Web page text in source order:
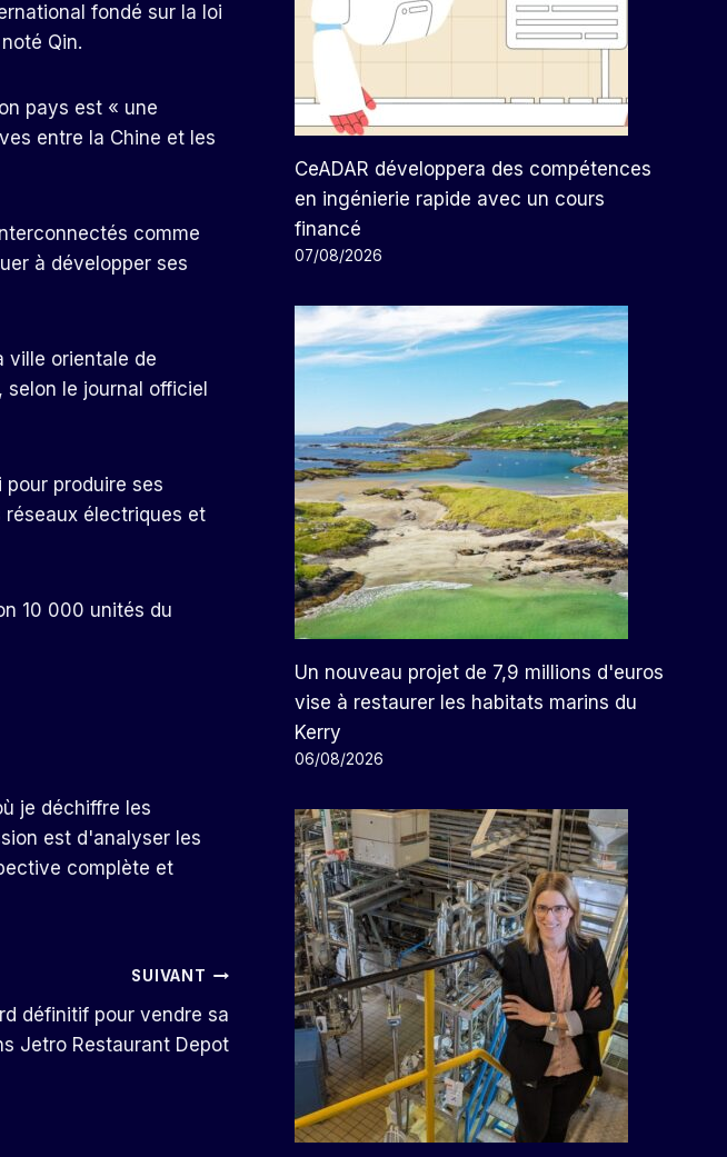
fondé sur la loi
Qin.
pays est « une
entre la Chine et les
comme
à développer ses
ville orientale de
le journal officiel
pour produire ses
réseaux électriques et
10 000 unités du
je déchiffre les
est d'analyser les
complète et
SUIVANT
définitif pour vendre sa
Jetro Restaurant Depot
CeADAR développera des compétences
en ingénierie rapide avec un cours
financé
07/08/2026
Un nouveau projet de 7,9 millions d'euros
vise à restaurer les habitats marins du
Kerry
06/08/2026